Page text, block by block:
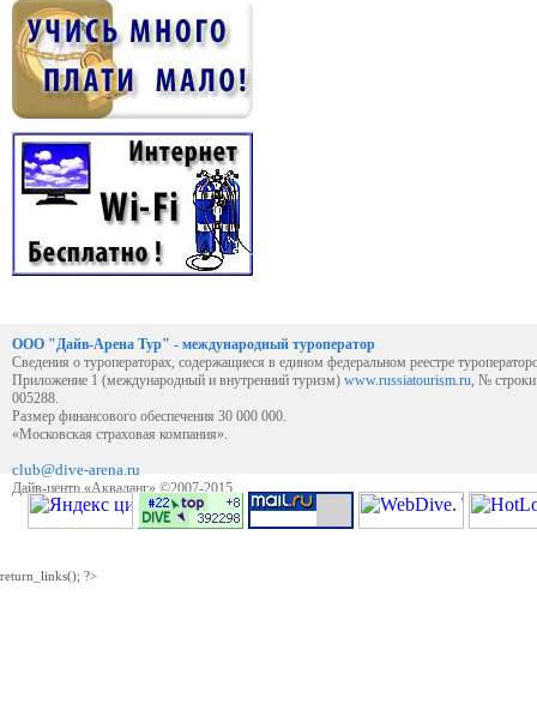
ООО "Дайв-Арена Тур" - международный туроператор
Сведения о туроператорах, содержащиеся в едином федеральном реестре
Приложение 1 (международный и внутренний туризм) www.russiatourism.ru, №
005288.
Размер финансового обеспечения 30 000 000.
«Московская страховая компания».
club@dive-arena.ru
Дайв-центр «Акваланг» ©2007-2015
return_links(); ?>